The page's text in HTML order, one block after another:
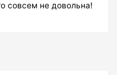
совсем не довольна!